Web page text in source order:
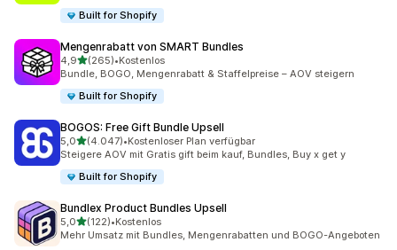
Built for Shopify
Mengenrabatt von SMART Bundles
4,9von 5 Sternen
(265)
265 Rezensionen insgesamt
•Kostenlos
Bundle, BOGO, Mengenrabatt & Staffelpreise – AOV steigern
Built for Shopify
BOGOS: Free Gift Bundle Upsell
5,0von 5 Sternen
(4.047)
4047 Rezensionen insgesamt
•Kostenloser Plan verfügbar
Steigere AOV mit Gratis gift beim kauf, Bundles, Buy x get y
Built for Shopify
Bundlex Product Bundles Upsell
5,0von 5 Sternen
(122)
122 Rezensionen insgesamt
•Kostenlos
Mehr Umsatz mit Bundles, Mengenrabatten und BOGO-Angeboten